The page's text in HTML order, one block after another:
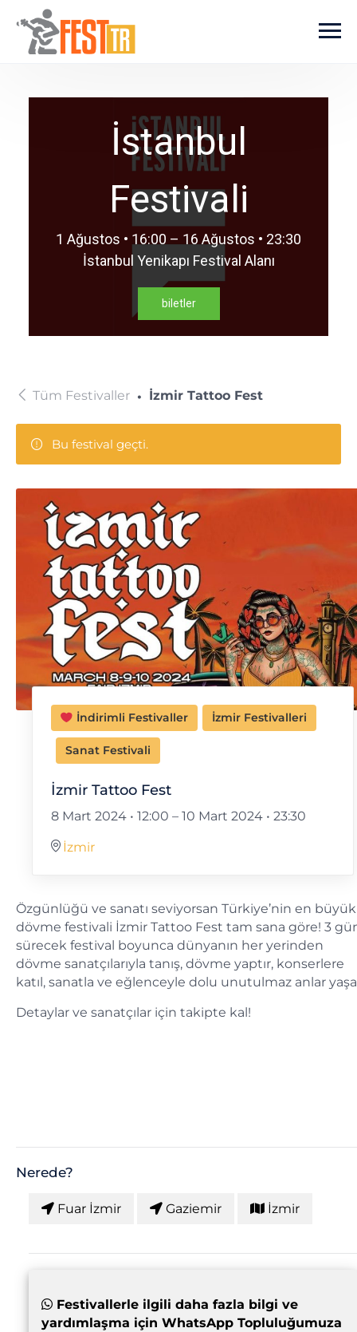
Ana içeriğe atla
İstanbul
Festivali
1 Ağustos • 16:00 – 16 Ağustos • 23:30
İstanbul Yenikapı Festival Alanı
biletler
Tüm Festivaller İzmir Tattoo Fest
Bu festival geçti.
İndirimli Festivaller İzmir Festivalleri
Sanat Festivali
İzmir Tattoo Fest
8 Mart 2024 • 12:00 – 10 Mart 2024 • 23:30
İzmir
Özgünlüğü ve sanatı seviyorsan Türkiye’nin en büyük
dövme festivali İzmir Tattoo Fest tam sana göre! 3
sürecek festival boyunca dünyanın her yerinden
dövme sanatçılarıyla tanış, dövme yaptır, konserlere
katıl, sanatla ve eğlenceyle dolu unutulmaz anlar
Detaylar ve sanatçılar için takipte kal!
Nerede?
Fuar İzmir Gaziemir İzmir
Festivallerle ilgili daha fazla bilgi ve
yardımlaşma için WhatsApp Topluluğumuza